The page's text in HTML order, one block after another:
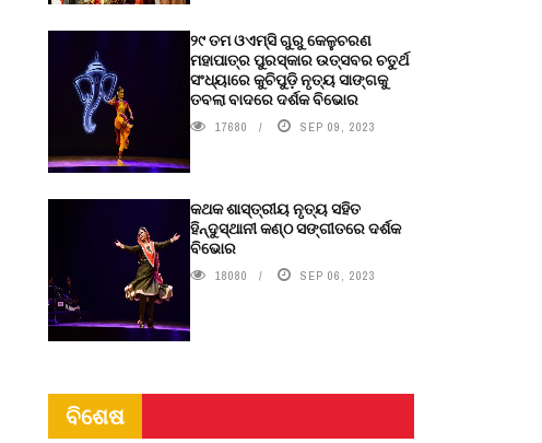
୨୯ ତମ ଓଏମ୍‌ସି ଗୁରୁ କେଳୁଚରଣ
ମହାପାତ୍ର ପୁରସ୍କାର ଉତ୍ସବର ଚତୁର୍ଥ
ସଂଧ୍ୟାରେ କୁଚିପୁଡ଼ି ନୃତ୍ୟ ସାଙ୍ଗକୁ
ତବଲା ବାଦରେ ଦର୍ଶକ ବିଭୋର
17680 SEP 09, 2023
କଥକ ଶାସ୍ତ୍ରୀୟ ନୃତ୍ୟ ସହିତ
ହିନ୍ଦୁସ୍ଥାନୀ କଣ୍ଠ ସଙ୍ଗୀତରେ ଦର୍ଶକ
ବିଭୋର
18080 SEP 06, 2023
ବିଶେଷ